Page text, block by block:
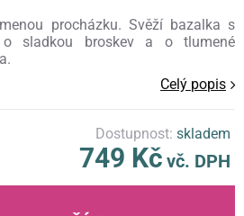
procházku. Svěží bazalka s
o sladkou broskev a o tlumené
Celý popis
Dostupnost:skladem
749 Kč vč. DPH